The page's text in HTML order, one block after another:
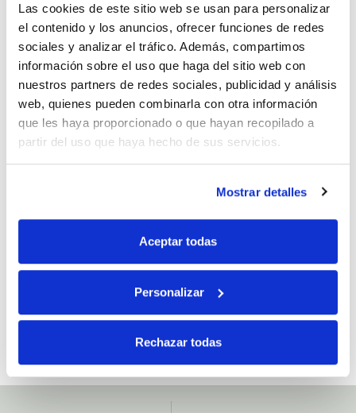
Las cookies de este sitio web se usan para personalizar
el contenido y los anuncios, ofrecer funciones de redes
sociales y analizar el tráfico. Además, compartimos
información sobre el uso que haga del sitio web con
nuestros partners de redes sociales, publicidad y análisis
web, quienes pueden combinarla con otra información
que les haya proporcionado o que hayan recopilado a
partir del uso que haya hecho de sus servicios.
Mostrar detalles
Aceptar todas
Personalizar
Rechazar todas
Apúntatea nuestra newsletter para recibir nuestras ofertas
disfruta deun 10% de descuentoen tu primera compra.
Si, he leído y acepto la política de protección de datos.
fines comerciales, legitimación: consentimiento, destinatarios: proveedor de
mensajería online, derechos: Acceder, rectificar y suprimir los datos, así como
otros derechos, como se explica en la información adicional.